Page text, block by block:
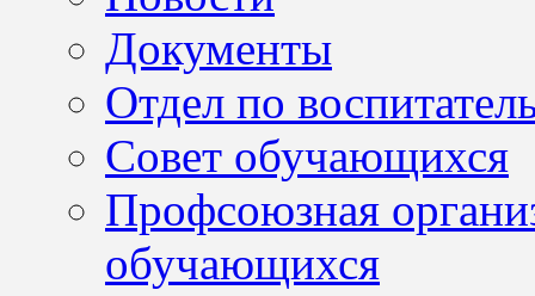
Документы
Отдел по
Совет обучающихся
Профсоюзная
обучающихся